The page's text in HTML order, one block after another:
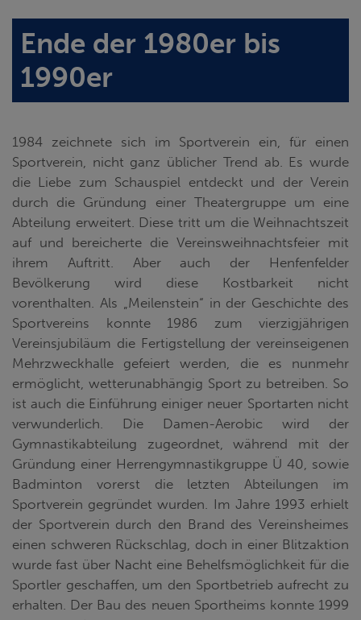
Ende der 1980er bis
1990er
1984 zeichnete sich im Sportverein ein, für einen
Sportverein, nicht ganz üblicher Trend ab. Es wurde
die Liebe zum Schauspiel entdeckt und der Verein
durch die Gründung einer Theatergruppe um eine
Abteilung erweitert. Diese tritt um die Weihnachtszeit
auf und bereicherte die Vereinsweihnachtsfeier mit
ihrem Auftritt. Aber auch der Henfenfelder
Bevölkerung wird diese Kostbarkeit nicht
vorenthalten. Als „Meilenstein“ in der Geschichte des
Sportvereins konnte 1986 zum vierzigjährigen
Vereinsjubiläum die Fertigstellung der vereinseigenen
Mehrzweckhalle gefeiert werden, die es nunmehr
ermöglicht, wetterunabhängig Sport zu betreiben. So
ist auch die Einführung einiger neuer Sportarten nicht
verwunderlich. Die Damen-Aerobic wird der
Gymnastikabteilung zugeordnet, während mit der
Gründung einer Herrengymnastikgruppe Ü 40, sowie
Badminton vorerst die letzten Abteilungen im
Sportverein gegründet wurden. Im Jahre 1993 erhielt
der Sportverein durch den Brand des Vereinsheimes
einen schweren Rückschlag, doch in einer Blitzaktion
wurde fast über Nacht eine Behelfsmöglichkeit für die
Sportler geschaffen, um den Sportbetrieb aufrecht zu
erhalten. Der Bau des neuen Sportheims konnte 1999